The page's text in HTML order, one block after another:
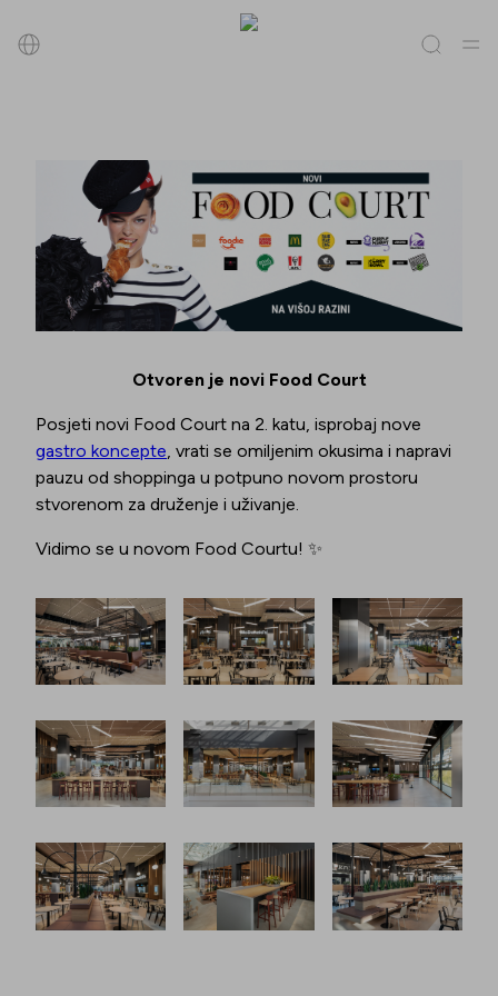
Trgovine ( 0 Popusti(0) Događanja(0)
Trgovine
Popusti
Otvoren je novi Food Court
Posjeti novi Food Court na 2. katu, isprobaj nove
gastro koncepte, vrati se omiljenim okusima i napravi
pauzu od shoppinga u potpuno novom prostoru
stvorenom za druženje i uživanje.
Vidimo se u novom Food Courtu! ✨